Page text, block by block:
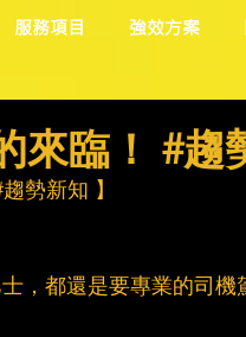
服務項目 強效方案
來臨！ #趨
趨勢新知 】
，都還是要專業的司機